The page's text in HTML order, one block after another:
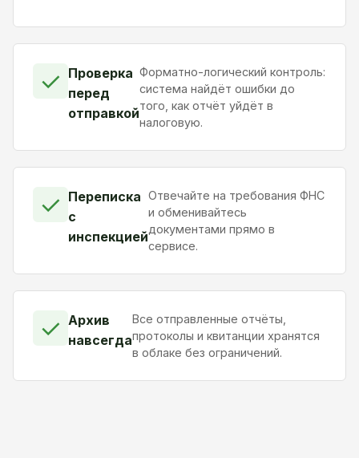
✓ Проверка
перед
отправкой
Форматно-логический контроль:
система найдёт ошибки до
того, как отчёт уйдёт в
налоговую.
✓ Переписка
с
инспекцией
Отвечайте на требования ФНС
и обменивайтесь
документами прямо в
сервисе.
✓ Архив
навсегда
Все отправленные отчёты,
протоколы и квитанции хранятся
в облаке без ограничений.